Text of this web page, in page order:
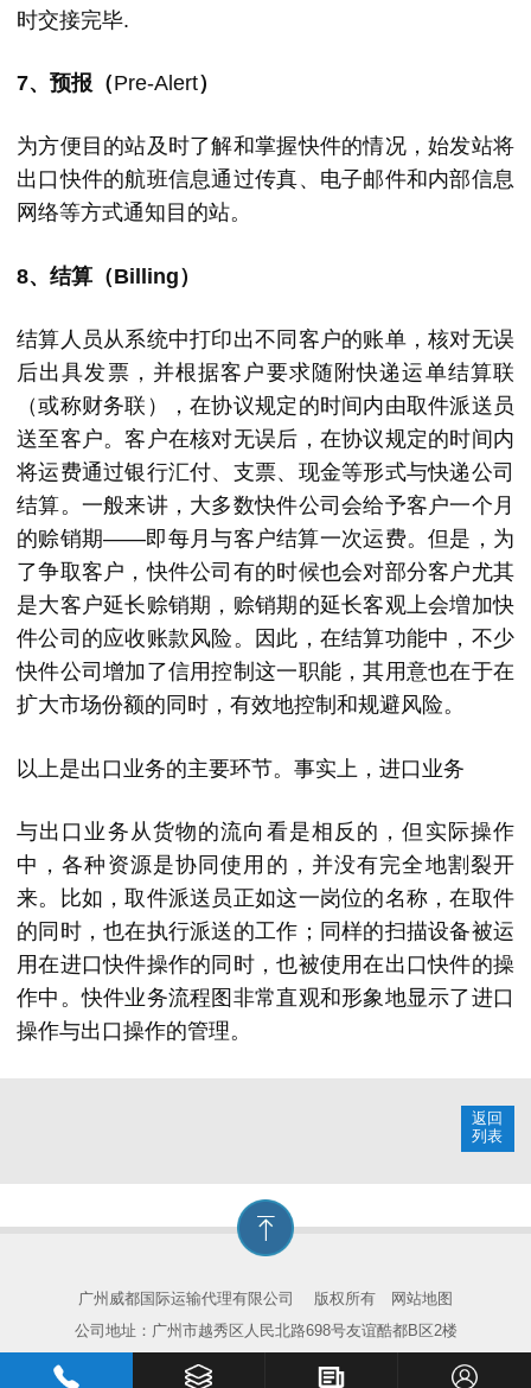
时交接完毕.
7、预报（Pre-Alert）
为方便目的站及时了解和掌握快件的情况，始发站将
出口快件的航班信息通过传真、电子邮件和内部信息
网络等方式通知目的站。
8、结算（Billing）
结算人员从系统中打印出不同客户的账单，核对无误
后出具发票，并根据客户要求随附快递运单结算联
（或称财务联），在协议规定的时间内由取件派送员
送至客户。客户在核对无误后，在协议规定的时间内
将运费通过银行汇付、支票、现金等形式与快递公司
结算。一般来讲，大多数快件公司会给予客户一个月
的赊销期——即每月与客户结算一次运费。但是，为
了争取客户，快件公司有的时候也会对部分客户尤其
是大客户延长赊销期，赊销期的延长客观上会増加快
件公司的应收账款风险。因此，在结算功能中，不少
快件公司增加了信用控制这一职能，其用意也在于在
扩大市场份额的同时，有效地控制和规避风险。
以上是出口业务的主要环节。事实上，进口业务
与出口业务从货物的流向看是相反的，但实际操作
中，各种资源是协同使用的，并没有完全地割裂开
来。比如，取件派送员正如这一岗位的名称，在取件
的同时，也在执行派送的工作；同样的扫描设备被运
用在进口快件操作的同时，也被使用在出口快件的操
作中。快件业务流程图非常直观和形象地显示了进口
操作与出口操作的管理。
返回
列表
广州威都国际运输代理有限公司 版权所有
网站地图
公司地址：广州市越秀区人民北路698号友谊酷都B区2楼